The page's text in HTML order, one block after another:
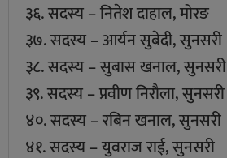
३६. सदस्य – नितेश दाहाल, मोरङ
३७. सदस्य – आर्यन सुबेदी, सुनसरी
३८. सदस्य – सुबास खनाल, सुनसरी
३९. सदस्य – प्रवीण निरौला, सुनसरी
४०. सदस्य – रबिन खनाल, सुनसरी
४१. सदस्य – युवराज राई, सुनसरी